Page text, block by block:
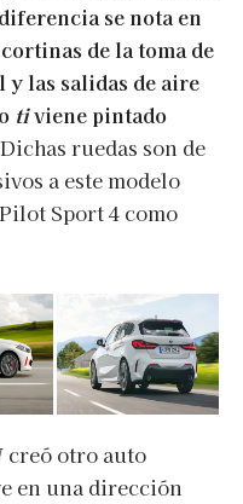
se nota en
de la toma de
las salidas de aire
tiviene pintado
Dichas ruedas son de
a este modelo
Sport 4 como
creó otro auto
en una dirección